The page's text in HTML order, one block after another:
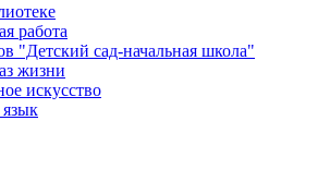
работа
"Детский сад-начальная школа"
жизни
искусство